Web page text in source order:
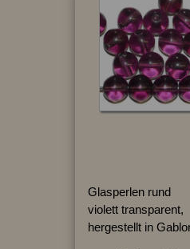
Glasperlen rund
violett transparent,
hergestellt in